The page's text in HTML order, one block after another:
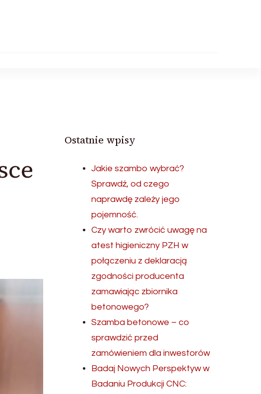
Ostatnie wpisy
Jakie szambo wybrać?
Sprawdź, od czego
naprawdę zależy jego
pojemność.
Czy warto zwrócić uwagę na
atest higieniczny PZH w
połączeniu z deklaracją
zgodności producenta
zamawiając zbiornika
betonowego?
Szamba betonowe – co
sprawdzić przed
zamówieniem dla inwestorów
Badaj Nowych Perspektyw w
Badaniu Produkcji CNC: